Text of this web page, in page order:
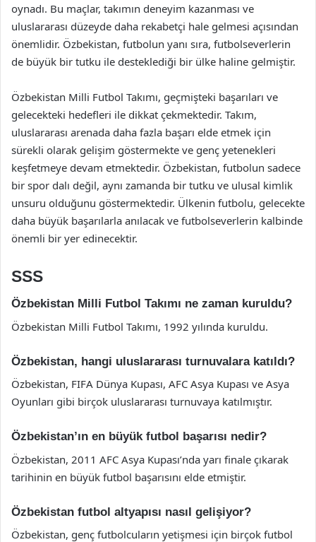
oynadı. Bu maçlar, takımın deneyim kazanması ve
uluslararası düzeyde daha rekabetçi hale gelmesi açısından
önemlidir. Özbekistan, futbolun yanı sıra, futbolseverlerin
de büyük bir tutku ile desteklediği bir ülke haline gelmiştir.
Özbekistan Milli Futbol Takımı, geçmişteki başarıları ve
gelecekteki hedefleri ile dikkat çekmektedir. Takım,
uluslararası arenada daha fazla başarı elde etmek için
sürekli olarak gelişim göstermekte ve genç yetenekleri
keşfetmeye devam etmektedir. Özbekistan, futbolun sadece
bir spor dalı değil, aynı zamanda bir tutku ve ulusal kimlik
unsuru olduğunu göstermektedir. Ülkenin futbolu, gelecekte
daha büyük başarılarla anılacak ve futbolseverlerin kalbinde
önemli bir yer edinecektir.
SSS
Özbekistan Milli Futbol Takımı ne zaman kuruldu?
Özbekistan Milli Futbol Takımı, 1992 yılında kuruldu.
Özbekistan, hangi uluslararası turnuvalara katıldı?
Özbekistan, FIFA Dünya Kupası, AFC Asya Kupası ve Asya
Oyunları gibi birçok uluslararası turnuvaya katılmıştır.
Özbekistan’ın en büyük futbol başarısı nedir?
Özbekistan, 2011 AFC Asya Kupası’nda yarı finale çıkarak
tarihinin en büyük futbol başarısını elde etmiştir.
Özbekistan futbol altyapısı nasıl gelişiyor?
Özbekistan, genç futbolcuların yetişmesi için birçok futbol